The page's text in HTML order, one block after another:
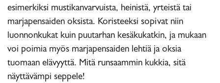
esimerkiksi mustikanvarvuista, heinistä, yrteistä tai
marjapensaiden oksista. Koristeeksi sopivat niin
luonnonkukat kuin puutarhan kesäkukatkin, ja mukaan
voi poimia myös marjapensaiden lehtiä ja oksia
tuomaan elävyyttä. Mitä runsaammin kukkia, sitä
näyttävämpi seppele!